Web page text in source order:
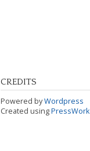
CREDITS
Powered byWordpress
Created usingPressWork